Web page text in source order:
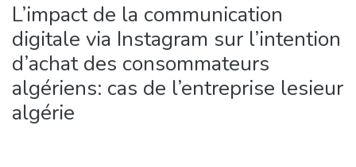
L’impact de la communication
digitale via Instagram sur l’intention
d’achat des consommateurs
algériens: cas de l’entreprise lesieur
algérie